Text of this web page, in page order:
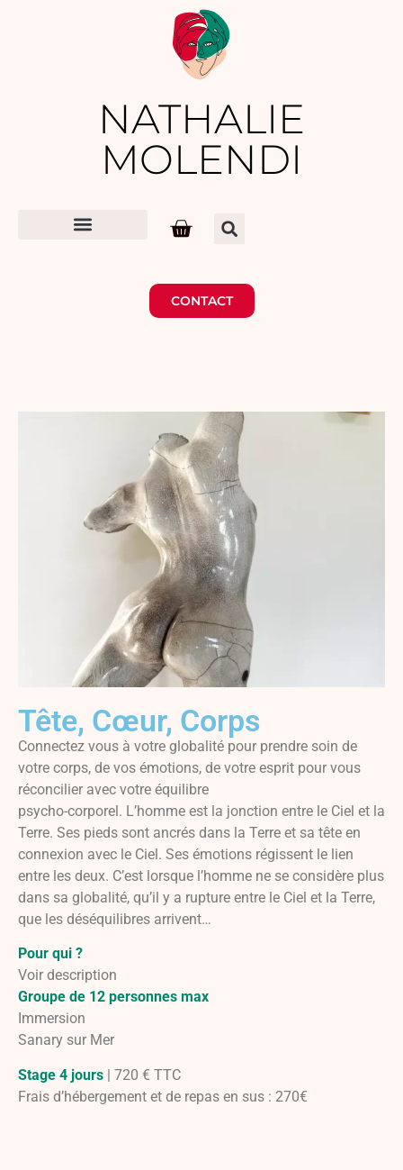
NATHALIE
MOLENDI
CONTACT
Tête, Cœur, Corps
Connectez vous à votre globalité pour prendre soin de
votre corps, de vos émotions, de votre esprit pour vous
réconcilier avec votre équilibre
psycho-corporel. L’homme est la jonction entre le Ciel et la
Terre. Ses pieds sont ancrés dans la Terre et sa tête en
connexion avec le Ciel. Ses émotions régissent le lien
entre les deux. C’est lorsque l’homme ne se considère plus
dans sa globalité, qu’il y a rupture entre le Ciel et la Terre,
que les déséquilibres arrivent…
Pour qui ?
Voir description
Groupe de 12 personnes max
Immersion
Sanary sur Mer
Stage 4 jours | 720 € TTC
Frais d’hébergement et de repas en sus : 270€